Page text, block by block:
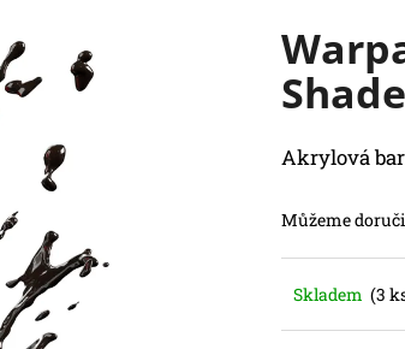
produktu
je
0,0
z
hvězdiček.
Shade
Akrylová
Můžeme
Skladem (3
HLEDAT
Doporučujeme
SWU 08: ASHES OF THE EMPIRE -
BOOSTER